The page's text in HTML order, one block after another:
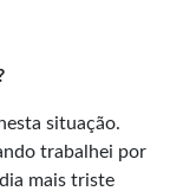
situação.
trabalhei por
mais triste